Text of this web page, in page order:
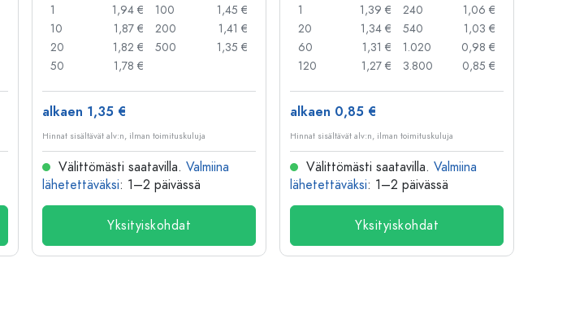
1
1,94 €
10
1,87 €
20
1,82 €
50
1,78 €
100
1,45 €
200
1,41 €
500
1,35 €
alkaen 1,35 €
Hinnat sisältävät alv:n, ilman toimituskuluja
Välittömästi saatavilla. Valmiina
lähetettäväksi: 1–2 päivässä
Yksityiskohdat
1
1,39 €
20
1,34 €
60
1,31 €
120
1,27 €
240
1,06 €
540
1,03 €
1.020
0,98 €
3.800
0,85 €
alkaen 0,85 €
Hinnat sisältävät alv:n, ilman toimituskuluja
Välittömästi saatavilla. Valmiina
lähetettäväksi: 1–2 päivässä
Yksityiskohdat